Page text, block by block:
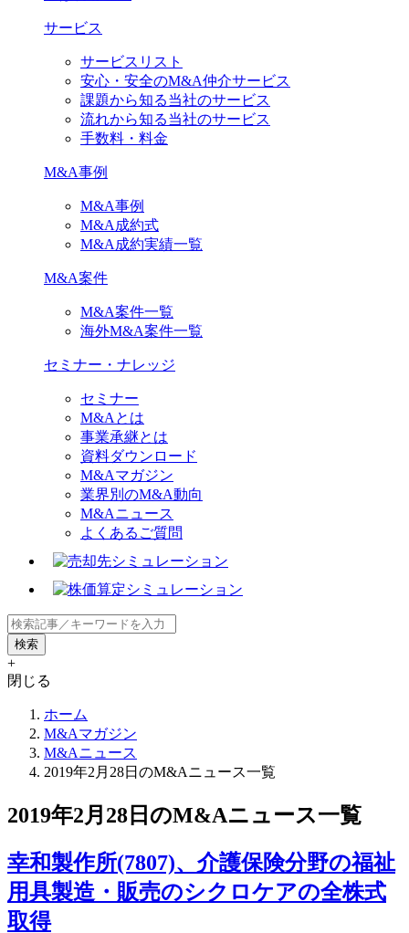
サービス
サービスリスト
安心・安全のM&A仲介サービス
課題から知る当社のサービス
流れから知る当社のサービス
手数料・料金
M&A事例
M&A事例
M&A成約式
M&A成約実績一覧
M&A案件
M&A案件一覧
海外M&A案件一覧
セミナー・ナレッジ
セミナー
M&Aとは
事業承継とは
資料ダウンロード
M&Aマガジン
業界別のM&A動向
M&Aニュース
よくあるご質問
+
閉じる
ホーム
M&Aマガジン
M&Aニュース
2019年2月28日のM&Aニュース一覧
2019年2月28日のM&Aニュース一覧
幸和製作所(7807)、介護保険分野の福祉
用具製造・販売のシクロケアの全株式
取得